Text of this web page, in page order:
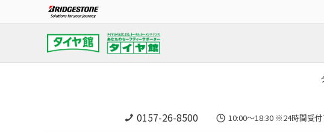
0157-26-8500 10:00～18:30 ※24時間受